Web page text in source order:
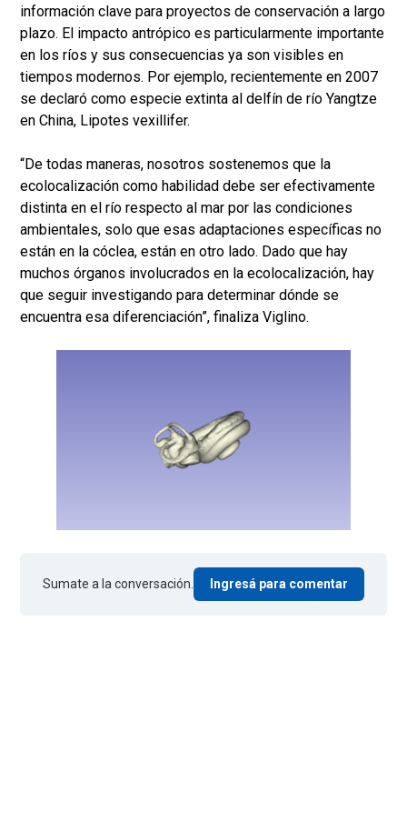
información clave para proyectos de conservación a largo
plazo. El impacto antrópico es particularmente importante
en los ríos y sus consecuencias ya son visibles en
tiempos modernos. Por ejemplo, recientemente en 2007
se declaró como especie extinta al delfín de río Yangtze
en China, Lipotes vexillifer.
“De todas maneras, nosotros sostenemos que la
ecolocalización como habilidad debe ser efectivamente
distinta en el río respecto al mar por las condiciones
ambientales, solo que esas adaptaciones específicas no
están en la cóclea, están en otro lado. Dado que hay
muchos órganos involucrados en la ecolocalización, hay
que seguir investigando para determinar dónde se
encuentra esa diferenciación”, finaliza Viglino.
Sumate a la conversación. Ingresá para comentar